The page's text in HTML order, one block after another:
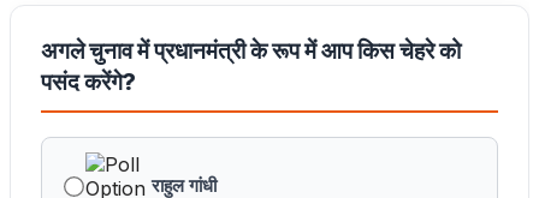
अगले चुनाव में प्रधानमंत्री के रूप में आप किस चेहरे को
पसंद करेंगे?
राहुल गांधी